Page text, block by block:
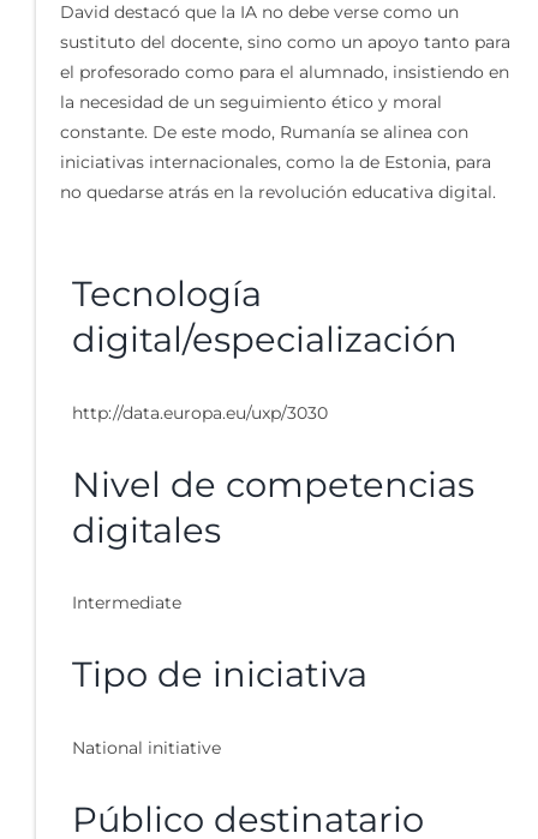
David destacó que la IA no debe verse como un
sustituto del docente, sino como un apoyo tanto para
el profesorado como para el alumnado, insistiendo en
la necesidad de un seguimiento ético y moral
constante. De este modo, Rumanía se alinea con
iniciativas internacionales, como la de Estonia, para
no quedarse atrás en la revolución educativa digital.
Tecnología
digital/especialización
http://data.europa.eu/uxp/3030
Nivel de competencias
digitales
Intermediate
Tipo de iniciativa
National initiative
Público destinatario